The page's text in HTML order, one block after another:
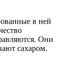
в ней
Они
сахаром.